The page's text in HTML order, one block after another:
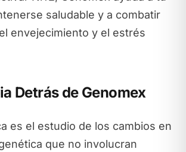
saludable y a combatir
envejecimiento y el estrés
Detrás de Genomex
es el estudio de los cambios en
que no involucran